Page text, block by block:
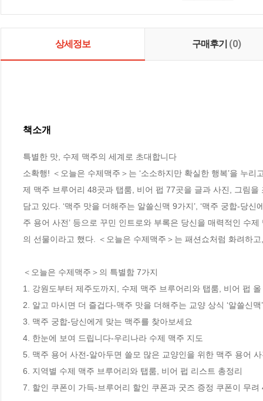
상세정보 구매후기 (0)
책소개
특별한 맛, 수제 맥주의 세계로 초대합니다
소확행! ＜오늘은 수제맥주＞는 ‘소소하지만 확실한 행복’을 누
제 맥주 브루어리 48곳과 탭룸, 비어 펍 77곳을 글과 사진, 그림
담고 있다. ‘맥주 맛을 더해주는 알쓸신맥 9가지’, ‘맥주 궁합-당
주 용어 사전’ 등으로 꾸민 인트로와 부록은 당신을 매력적인 수
의 선물이라고 했다. ＜오늘은 수제맥주＞는 패션쇼처럼 화려하
＜오늘은 수제맥주＞의 특별함 7가지
1. 강원도부터 제주도까지, 수제 맥주 브루어리와 탭룸, 비어 펍
2. 알고 마시면 더 즐겁다-맥주 맛을 더해주는 교양 상식 ‘알쓸신맥
3. 맥주 궁합-당신에게 맞는 맥주를 찾아보세요
4. 한눈에 보여 드립니다-우리나라 수제 맥주 지도
5. 맥주 용어 사전-알아두면 쓸모 많은 교양인을 위한 맥주 용어
6. 지역별 수제 맥주 브루어리와 탭룸, 비어 펍 리스트 총정리
7. 할인 쿠폰이 가득-브루어리 할인 쿠폰과 굿즈 증정 쿠폰이 무려